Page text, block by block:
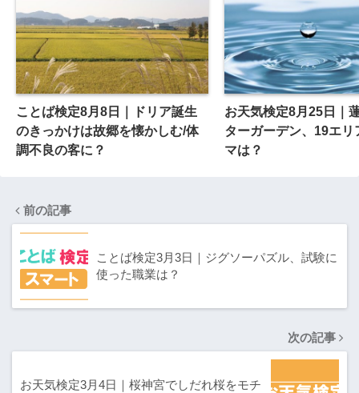
ことば検定8月8日｜ドリア誕生
のきっかけは故郷を懐かしむ/体
調不良の客に？
お天気検定8月25日｜
ターガーデン、19エリ
マは？
前の記事
ことば検定3月3日｜ジグソーパズル、試験に
使った職業は？
次の記事
お天気検定3月4日｜桜神宮でしだれ桜をモチ